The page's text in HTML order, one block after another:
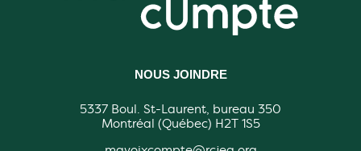
NOUS JOINDRE
5337 Boul. St-Laurent, bureau 350
Montréal (Québec) H2T 1S5